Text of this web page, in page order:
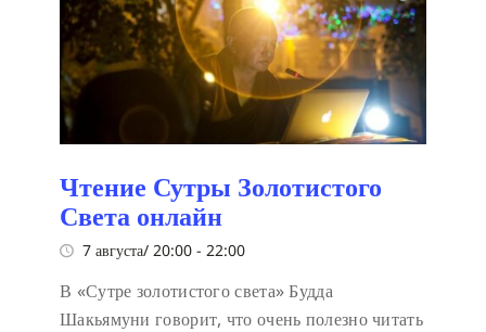
Чтение Сутры Золотистого
Света онлайн
7 августа/ 20:00 - 22:00
В «Сутре золотистого света» Будда
Шакьямуни говорит, что очень полезно читать